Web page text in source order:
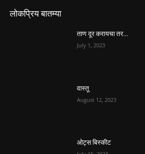
लोकप्रिय बातम्या
ताण दूर करायचा तर…
July 1, 2023
वास्तू
August 12, 2023
ओट्स बिस्कीट